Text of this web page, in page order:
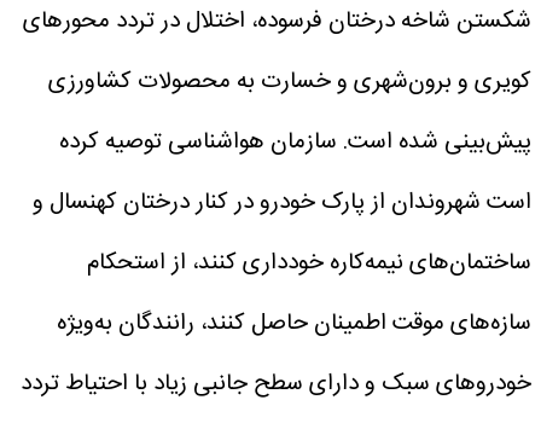
شکستن شاخه درختان فرسوده، اختلال در تردد محورهای
کویری و برون‌شهری و خسارت به محصولات کشاورزی
پیش‌بینی شده است. سازمان هواشناسی توصیه کرده
است شهروندان از پارک خودرو در کنار درختان کهنسال و
ساختمان‌های نیمه‌کاره خودداری کنند، از استحکام
سازه‌های موقت اطمینان حاصل کنند، رانندگان به‌ویژه
خودروهای سبک و دارای سطح جانبی زیاد با احتیاط تردد